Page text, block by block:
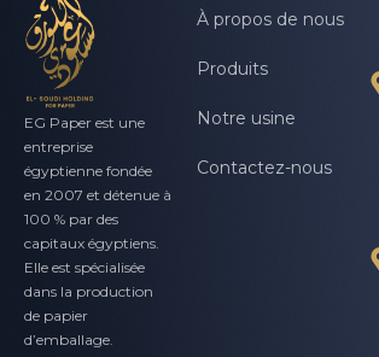
EG Paper est une
entreprise
égyptienne fondée
en 2007 et détenue à
100 % par des
capitaux égyptiens.
Elle est spécialisée
dans la production
de papier
d’emballage.
À propos de nous
Produits
Notre usine
Contactez-nous